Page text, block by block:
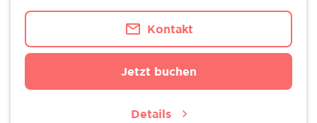
Kontakt
Jetzt buchen
Details